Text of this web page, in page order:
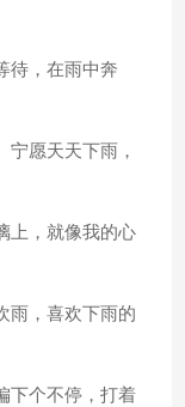
待，在雨中奔
宁愿天天下雨，
上，就像我的心
雨，喜欢下雨的
下个不停，打着